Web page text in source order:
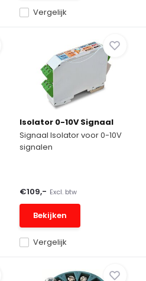
Vergelijk
Isolator 0-10V Signaal
Signaal Isolator voor 0-10V
signalen
Vergelijk
€109,- Excl. btw
Bekijken